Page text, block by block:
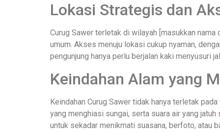
Lokasi Strategis dan
Curug Sawer terletak di wilayah [masukkan
umum. Akses menuju lokasi cukup nyaman,
pengunjung hanya perlu berjalan kaki menyusuri
Keindahan Alam yang
Keindahan Curug Sawer tidak hanya terletak
yang menghiasi sungai, serta suara air yang jatuh
untuk sekadar menikmati suasana, berfoto, atau